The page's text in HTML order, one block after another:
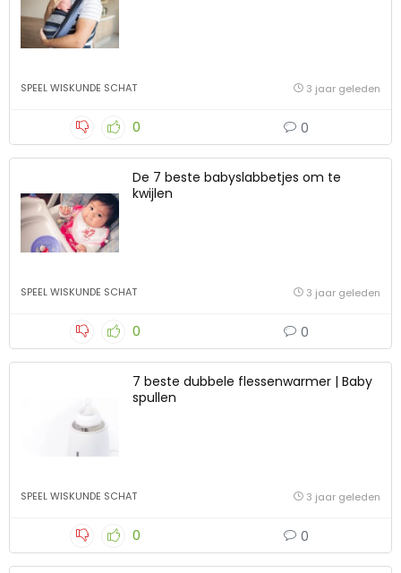
SPEEL WISKUNDE SCHAT 3 jaar geleden
0 0
De 7 beste babyslabbetjes om te
kwijlen
SPEEL WISKUNDE SCHAT 3 jaar geleden
0 0
7 beste dubbele flessenwarmer | Baby
spullen
SPEEL WISKUNDE SCHAT 3 jaar geleden
0 0